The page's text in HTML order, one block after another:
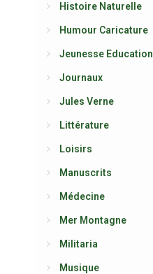
Histoire Naturelle
Humour Caricature
Jeunesse Education
Journaux
Jules Verne
Littérature
Loisirs
Manuscrits
Médecine
Mer Montagne
Militaria
Musique